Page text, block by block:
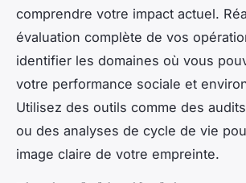
comprendre votre impact actuel.
évaluation complète de vos
identifier les domaines où vous
votre performance sociale et
Utilisez des outils comme des
ou des analyses de cycle de vie
image claire de votre empreinte.